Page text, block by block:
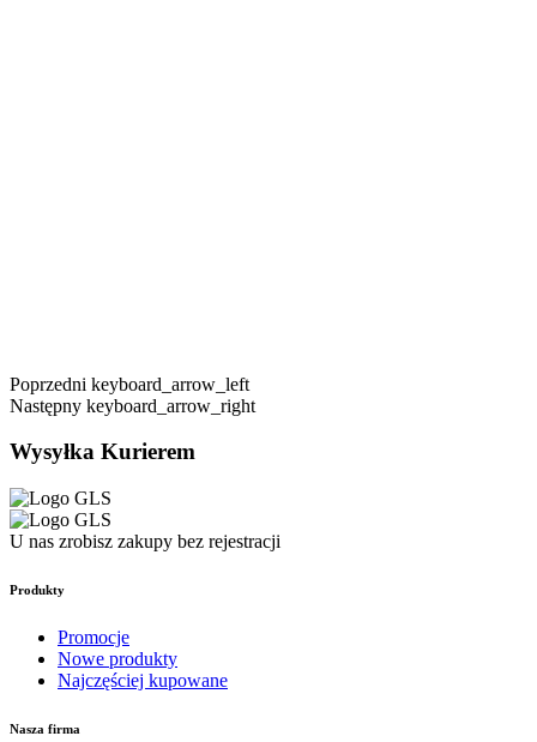
Poprzedni keyboard_arrow_left
Następny keyboard_arrow_right
Wysyłka Kurierem
U nas zrobisz zakupy bez rejestracji
Produkty
Promocje
Nowe produkty
Najczęściej kupowane
Nasza firma